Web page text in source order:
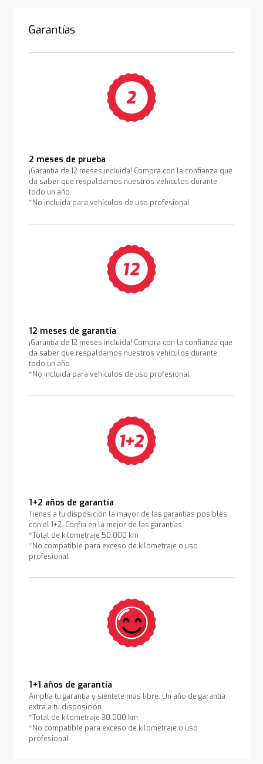
Garantías
2 meses de prueba
¡Garantía de 12 meses incluida! Compra con la confianza que
da saber que respaldamos nuestros vehículos durante
todo un año.
*No incluida para vehículos de uso profesional
12 meses de garantía
¡Garantía de 12 meses incluida! Compra con la confianza que
da saber que respaldamos nuestros vehículos durante
todo un año.
*No incluida para vehículos de uso profesional
1+2 años de garantía
Tienes a tu disposición la mayor de las garantías posibles
con el 1+2. Confía en la mejor de las garantías.
*Total de kilometraje 50.000 km
*No compatible para exceso de kilometraje o uso
profesional
1+1 años de garantía
Amplía tu garantía y siéntete más libre. Un año de garantía
extra a tu disposición.
*Total de kilometraje 30.000 km
*No compatible para exceso de kilometraje o uso
profesional